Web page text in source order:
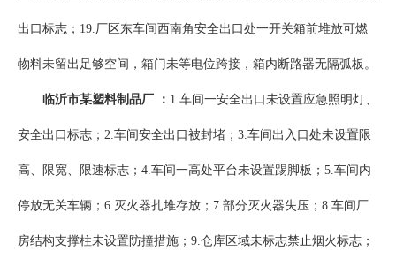
出口标志；19.厂区东车间西南角安全出口处一开关箱前堆放可燃
物料未留出足够空间，箱门未等电位跨接，箱内断路器无隔弧板。
临沂市某塑料制品厂 ： 1.车间一安全出口未设置应急照明灯、
安全出口标志；2.车间安全出口被封堵；3.车间出入口处未设置限
高、限宽、限速标志；4.车间一高处平台未设置踢脚板；5.车间内
停放无关车辆；6.灭火器扎堆存放；7.部分灭火器失压；8.车间厂
房结构支撑柱未设置防撞措施；9.仓库区域未标志禁止烟火标志；